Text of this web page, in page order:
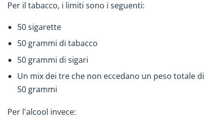
Per il tabacco, i limiti sono i seguenti:
50 sigarette
50 grammi di tabacco
50 grammi di sigari
Un mix dei tre che non eccedano un peso totale di
50 grammi
Per l'alcool invece: